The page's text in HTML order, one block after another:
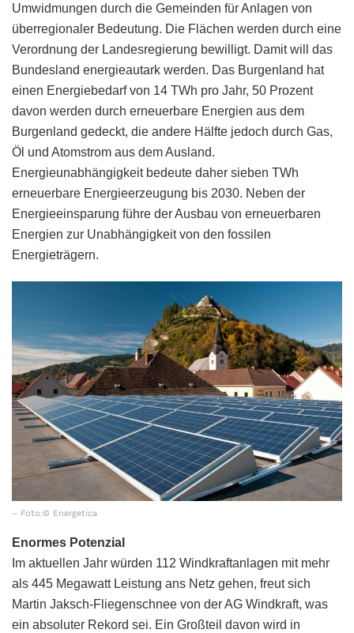
Umwidmungen durch die Gemeinden für Anlagen von
überregionaler Bedeutung. Die Flächen werden durch eine
Verordnung der Landesregierung bewilligt. Damit will das
Bundesland energieautark werden. Das Burgenland hat
einen Energiebedarf von 14 TWh pro Jahr, 50 Prozent
davon werden durch erneuerbare Energien aus dem
Burgenland gedeckt, die andere Hälfte jedoch durch Gas,
Öl und Atomstrom aus dem Ausland.
Energieunabhängigkeit bedeute daher sieben TWh
erneuerbare Energieerzeugung bis 2030. Neben der
Energieeinsparung führe der Ausbau von erneuerbaren
Energien zur Unabhängigkeit von den fossilen
Energieträgern.
– Foto:© Energetica
Enormes Potenzial
Im aktuellen Jahr würden 112 Windkraftanlagen mit mehr
als 445 Megawatt Leistung ans Netz gehen, freut sich
Martin Jaksch-Fliegenschnee von der AG Windkraft, was
ein absoluter Rekord sei. Ein Großteil davon wird in